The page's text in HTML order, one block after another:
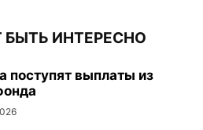
ИНТЕРЕСНО
поступят выплаты из